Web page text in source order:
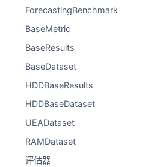
ForecastingBenchmark
BaseMetric
BaseResults
BaseDataset
HDDBaseResults
HDDBaseDataset
UEADataset
RAMDataset
评估器